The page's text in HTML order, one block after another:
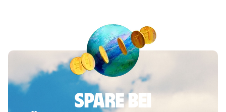
Spare bei